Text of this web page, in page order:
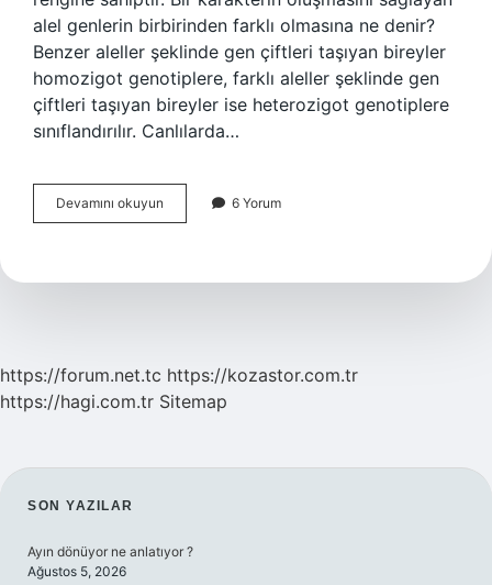
alel genlerin birbirinden farklı olmasına ne denir?
Benzer aleller şeklinde gen çiftleri taşıyan bireyler
homozigot genotiplere, farklı aleller şeklinde gen
çiftleri taşıyan bireyler ise heterozigot genotiplere
sınıflandırılır. Canlılarda…
Devamını okuyun
Karakterin
Ne
Gerek
Yoktur
6 Yorum
https://forum.net.tc https://kozastor.com.tr
https://hagi.com.tr Sitemap
SIDEBAR
SON YAZILAR
Ayın dönüyor ne anlatıyor ?
Ağustos 5, 2026